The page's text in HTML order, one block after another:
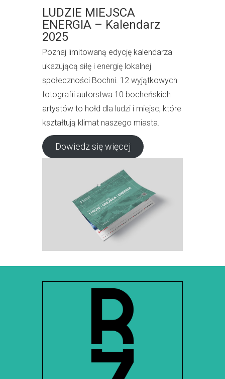
LUDZIE MIEJSCA
ENERGIA – Kalendarz
2025
Poznaj limitowaną edycję kalendarza
ukazującą siłę i energię lokalnej
społeczności Bochni. 12 wyjątkowych
fotografii autorstwa 10 bocheńskich
artystów to hołd dla ludzi i miejsc, które
kształtują klimat naszego miasta.
Dowiedz się więcej